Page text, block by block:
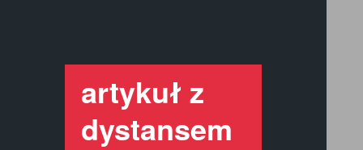
artykuł z
dystansem